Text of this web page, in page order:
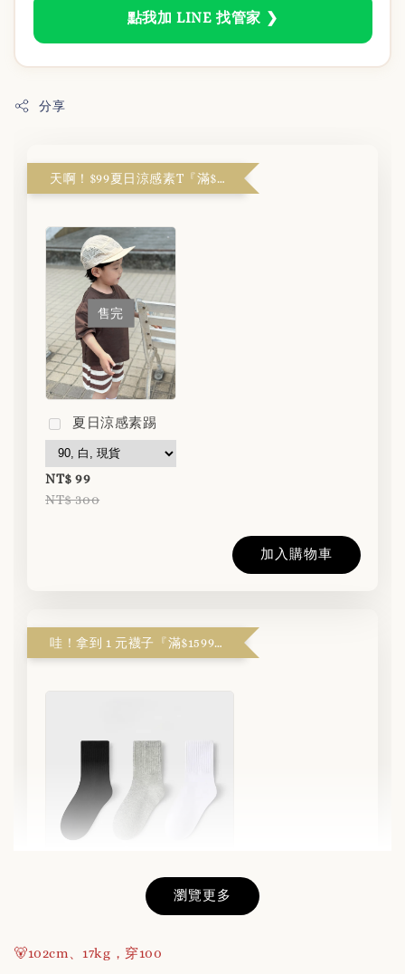
點我加 LINE 找管家 ❯
分享
天啊！$99夏日涼感素T『滿$1999解鎖』
售完
夏日涼感素踢
NT$ 99
NT$ 300
加入購物車
哇！拿到 1 元襪子『滿$1599解鎖』
不滑落的羅紋短襪(3色/組)
NT$ 1
瀏覽更多
🐻102cm、17kg，穿100